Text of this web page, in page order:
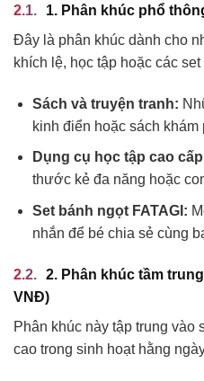
1. Phân khúc phổ
Đây là phân khúc dành cho
khích lệ, học tập hoặc các
Sách và truyện tranh:
kinh điển hoặc sách
Dụng cụ học tập cao
thước kẻ đa năng hoặc
Set bánh ngọt FATAGI:
nhắn để bé chia sẻ cùng
2. Phân khúc tầm
VNĐ)
Phân khúc này tập trung vào
cao trong sinh hoạt hằng